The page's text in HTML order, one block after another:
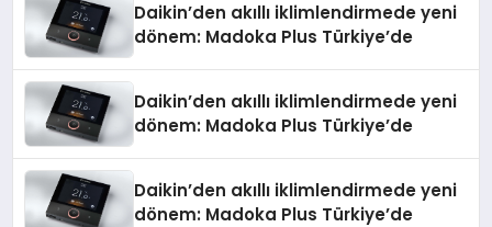
Daikin’den akıllı iklimlendirmede yeni
dönem: Madoka Plus Türkiye’de
Daikin’den akıllı iklimlendirmede yeni
dönem: Madoka Plus Türkiye’de
Daikin’den akıllı iklimlendirmede yeni
dönem: Madoka Plus Türkiye’de